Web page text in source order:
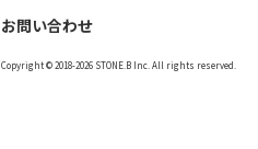
お問い合わせ
Copyright © 2018-2026 STONE.B Inc. All rights reserved.